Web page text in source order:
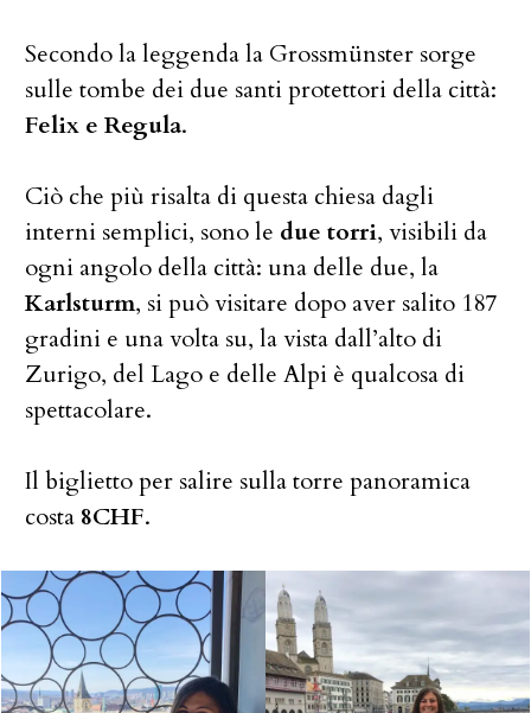
Secondo la leggenda la Grossmünster sorge
sulle tombe dei due santi protettori della città:
Felix e Regula.
Ciò che più risalta di questa chiesa dagli
interni semplici, sono le due torri, visibili da
ogni angolo della città: una delle due, la
Karlsturm, si può visitare dopo aver salito 187
gradini e una volta su, la vista dall’alto di
Zurigo, del Lago e delle Alpi è qualcosa di
spettacolare.
Il biglietto per salire sulla torre panoramica
costa 8CHF.